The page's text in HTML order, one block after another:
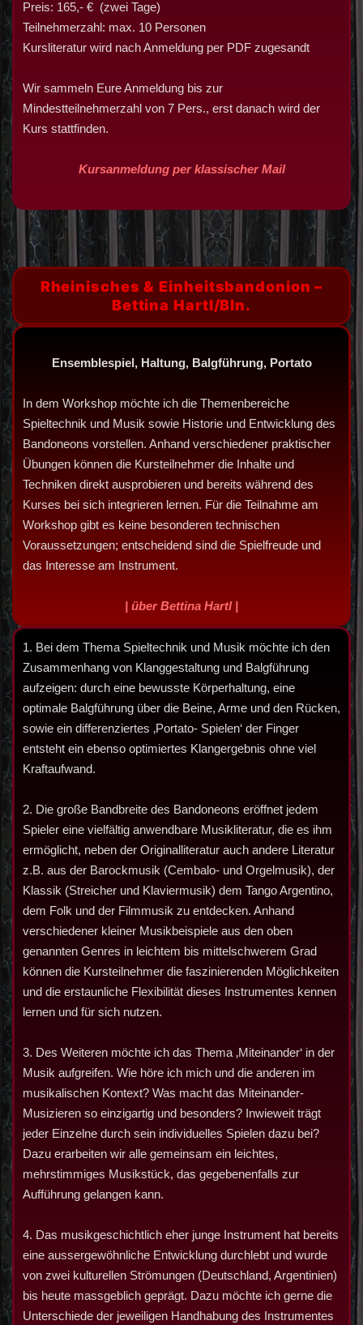
Preis: 165,- € (zwei Tage)
Teilnehmerzahl: max. 10 Personen
Kursliteratur wird nach Anmeldung per PDF zugesandt
Wir sammeln Eure Anmeldung bis zur
Mindestteilnehmerzahl von 7 Pers., erst danach wird der
Kurs stattfinden.
Kursanmeldung per klassischer Mail
Rheinisches & Einheitsbandonion –
Bettina Hartl/Bln.
Ensemblespiel, Haltung, Balgführung, Portato
In dem Workshop möchte ich die Themenbereiche
Spieltechnik und Musik sowie Historie und Entwicklung des
Bandoneons vorstellen. Anhand verschiedener praktischer
Übungen können die Kursteilnehmer die Inhalte und
Techniken direkt ausprobieren und bereits während des
Kurses bei sich integrieren lernen. Für die Teilnahme am
Workshop gibt es keine besonderen technischen
Voraussetzungen; entscheidend sind die Spielfreude und
das Interesse am Instrument.
| über Bettina Hartl |
1. Bei dem Thema Spieltechnik und Musik möchte ich den
Zusammenhang von Klanggestaltung und Balgführung
aufzeigen: durch eine bewusste Körperhaltung, eine
optimale Balgführung über die Beine, Arme und den Rücken,
sowie ein differenziertes ‚Portato- Spielen‘ der Finger
entsteht ein ebenso optimiertes Klangergebnis ohne viel
Kraftaufwand.
2. Die große Bandbreite des Bandoneons eröffnet jedem
Spieler eine vielfältig anwendbare Musikliteratur, die es ihm
ermöglicht, neben der Originalliteratur auch andere Literatur
z.B. aus der Barockmusik (Cembalo- und Orgelmusik), der
Klassik (Streicher und Klaviermusik) dem Tango Argentino,
dem Folk und der Filmmusik zu entdecken. Anhand
verschiedener kleiner Musikbeispiele aus den oben
genannten Genres in leichtem bis mittelschwerem Grad
können die Kursteilnehmer die faszinierenden Möglichkeiten
und die erstaunliche Flexibilität dieses Instrumentes kennen
lernen und für sich nutzen.
3. Des Weiteren möchte ich das Thema ‚Miteinander‘ in der
Musik aufgreifen. Wie höre ich mich und die anderen im
musikalischen Kontext? Was macht das Miteinander-
Musizieren so einzigartig und besonders? Inwieweit trägt
jeder Einzelne durch sein individuelles Spielen dazu bei?
Dazu erarbeiten wir alle gemeinsam ein leichtes,
mehrstimmiges Musikstück, das gegebenenfalls zur
Aufführung gelangen kann.
4. Das musikgeschichtlich eher junge Instrument hat bereits
eine aussergewöhnliche Entwicklung durchlebt und wurde
von zwei kulturellen Strömungen (Deutschland, Argentinien)
bis heute massgeblich geprägt. Dazu möchte ich gerne die
Unterschiede der jeweiligen Handhabung des Instrumentes